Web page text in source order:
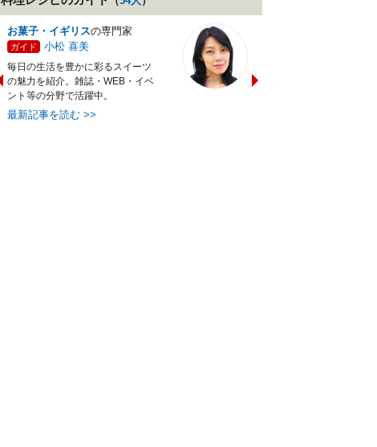
お菓子・イギリスの専門家
ガイド 小松 喜美
毎日の生活を豊かに彩るスイーツ
の魅力を紹介。雑誌・WEB・イベ
ント等の分野で活躍中。
最新記事を読む >>
ターの資格を活かし老舗料亭